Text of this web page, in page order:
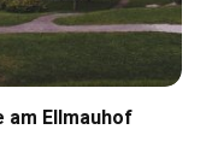
am Ellmauhof